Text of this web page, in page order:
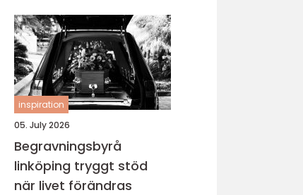
inspiration
05. July 2026
Begravningsbyrå
linköping tryggt stöd
när livet förändras